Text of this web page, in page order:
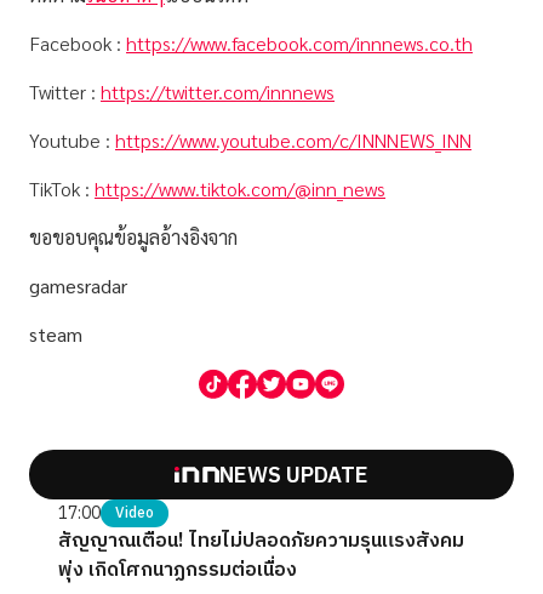
Facebook : https://www.facebook.com/innnews.co.th
Twitter : https://twitter.com/innnews
Youtube : https://www.youtube.com/c/INNNEWS_INN
TikTok : https://www.tiktok.com/@inn_news
ขอขอบคุณข้อมูลอ้างอิงจาก
gamesradar
steam
NEWS UPDATE
17:00 Video
สัญญาณเตือน! ไทยไม่ปลอดภัยความรุนแรงสังคม
พุ่ง เกิดโศกนาฏกรรมต่อเนื่อง